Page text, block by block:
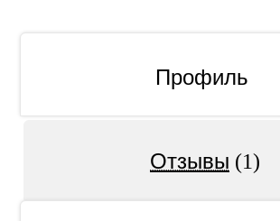
Профиль
Отзывы (1)